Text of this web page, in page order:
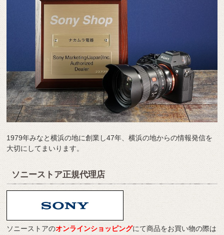
1979年みなと横浜の地に創業し47年、横浜の地からの情報発信を
大切にしてまいります。
ソニーストア正規代理店
ソニーストアのオンラインショッピングにて商品をお買い物の際は